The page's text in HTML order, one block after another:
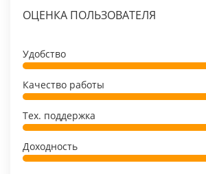
ОЦЕНКА ПОЛЬЗОВАТЕЛЯ
Удобство
Качество работы
Тех. поддержка
Доходность